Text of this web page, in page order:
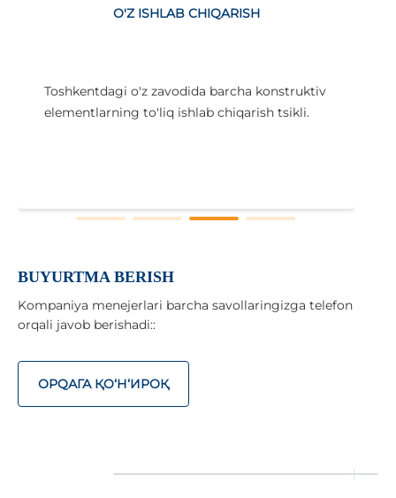
O'Z ISHLAB CHIQARISH
Toshkentdagi o'z zavodida barcha konstruktiv
elementlarning to'liq ishlab chiqarish tsikli.
BUYURTMA BERISH
Kompaniya menejerlari barcha savollaringizga telefon
orqali javob berishadi::
ОРQАГА ҚO‘Н‘ИРОҚ